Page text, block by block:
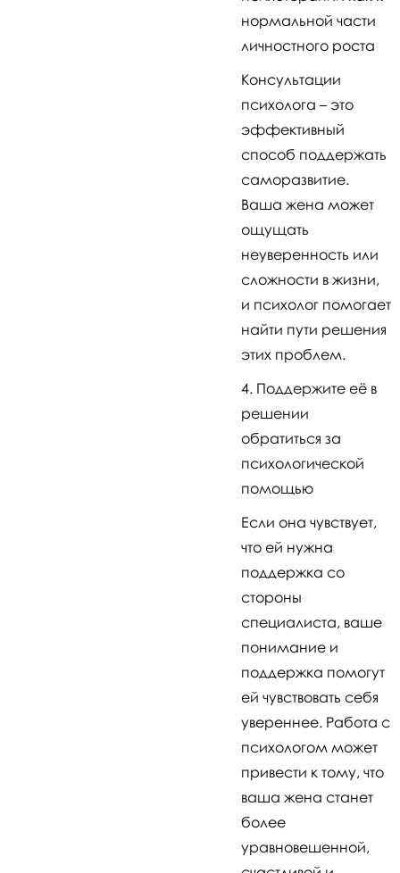
нормальной части
личностного роста
Консультации
психолога – это
эффективный
способ поддержать
саморазвитие.
Ваша жена может
ощущать
неуверенность или
сложности в жизни,
и психолог помогает
найти пути решения
этих проблем.
Поддержите её в
решении
обратиться за
психологической
помощью
Если она чувствует,
что ей нужна
поддержка со
стороны
специалиста, ваше
понимание и
поддержка помогут
ей чувствовать себя
увереннее. Работа с
психологом может
привести к тому, что
ваша жена станет
более
уравновешенной,